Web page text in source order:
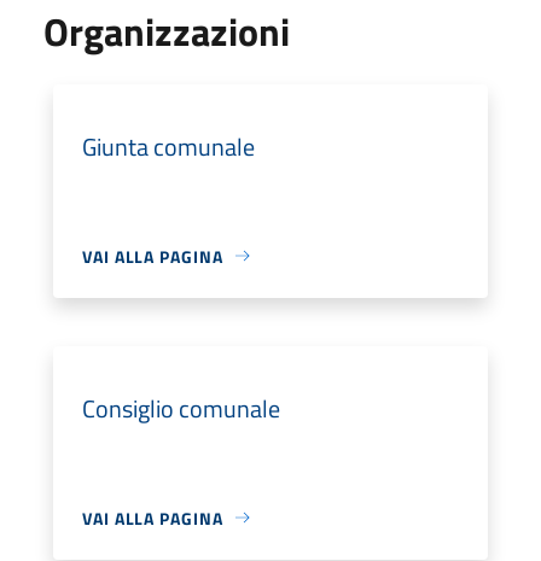
Organizzazioni
Giunta comunale
VAI ALLA PAGINA
Consiglio comunale
VAI ALLA PAGINA